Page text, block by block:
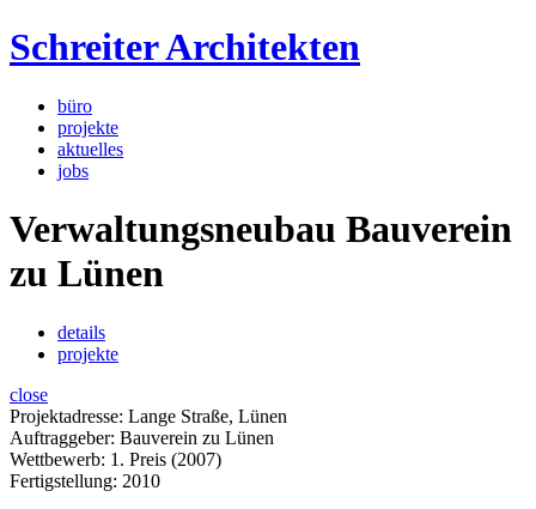
Schreiter Architekten
büro
projekte
aktuelles
jobs
Verwaltungsneubau Bauverein
zu Lünen
details
projekte
close
Projektadresse: Lange Straße, Lünen
Auftraggeber: Bauverein zu Lünen
Wettbewerb: 1. Preis (2007)
Fertigstellung: 2010